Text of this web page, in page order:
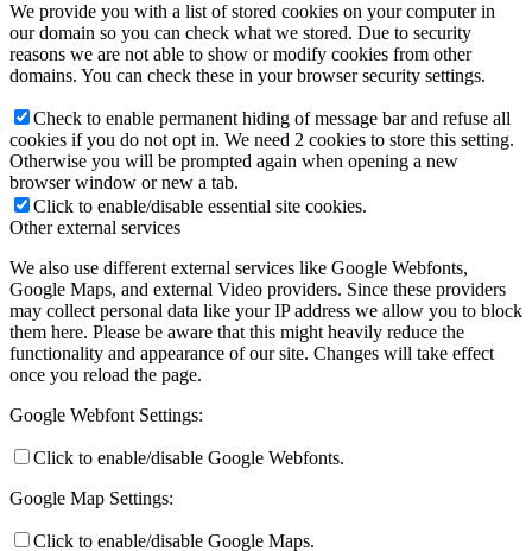
We provide you with a list of stored cookies on your computer in
our domain so you can check what we stored. Due to security
reasons we are not able to show or modify cookies from other
domains. You can check these in your browser security settings.
Check to enable permanent hiding of message bar and refuse all
cookies if you do not opt in. We need 2 cookies to store this setting.
Otherwise you will be prompted again when opening a new
browser window or new a tab.
Click to enable/disable essential site cookies.
Other external services
We also use different external services like Google Webfonts,
Google Maps, and external Video providers. Since these providers
may collect personal data like your IP address we allow you to block
them here. Please be aware that this might heavily reduce the
functionality and appearance of our site. Changes will take effect
once you reload the page.
Google Webfont Settings:
Click to enable/disable Google Webfonts.
Google Map Settings:
Click to enable/disable Google Maps.